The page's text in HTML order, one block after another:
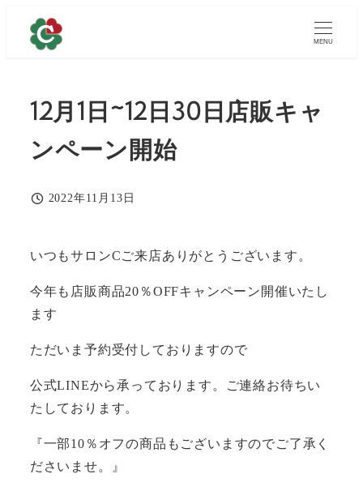
MENU
12月1日~12日30日店販キャ
ンペーン開始
投稿日
2022年11月13日
いつもサロンCご来店ありがとうございます。
今年も店販商品20％OFFキャンペーン開催いたし
ます
ただいま予約受付しておりますので
公式LINEから承っております。ご連絡お待ちい
たしております。
『一部10％オフの商品もございますのでご了承く
ださいませ。』